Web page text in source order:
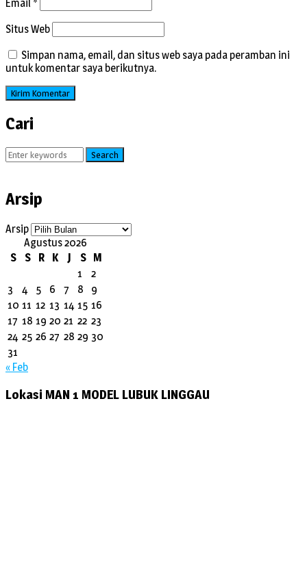
Email *
Situs Web
Simpan nama, email, dan situs web saya pada peramban ini
untuk komentar saya berikutnya.
Cari
Search
Arsip
Arsip
Agustus 2026
S
S R K J S
M
1
2
3
4 5 6 7 8
9
10 11 12 13 14 15 16
17 18 19 20 21 22 23
24 25 26 27 28 29 30
31
« Feb
Lokasi MAN 1 MODEL LUBUK LINGGAU